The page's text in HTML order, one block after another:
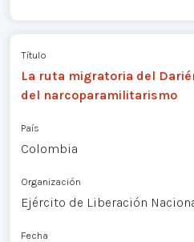
Título
La ruta migratoria del
del narcoparamilitarismo
País
Colombia
Organización
Ejército de Liberación
Fecha